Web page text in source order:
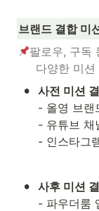
브랜드 결합 미
팔로우, 구독
다양한
• 사전 미션
- 올영 브랜
- 유튜브 채
- 인스타그
• 사후 미션
- 파우더룸